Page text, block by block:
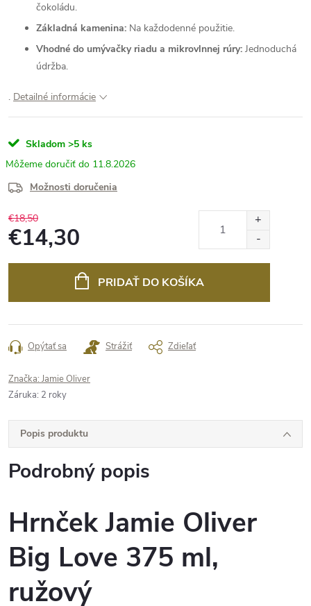
čokoládu.
Základná kamenina: Na každodenné použitie.
Vhodné do umývačky riadu a mikrovlnnej rúry: Jednoduchá
údržba.
. Detailné informácie
Skladom >5 ks
11.8.2026
Možnosti doručenia
€18,50
€14,30
PRIDAŤ DO KOŠÍKA
Opýtať sa Strážiť Zdieľať
Značka: Jamie Oliver
Záruka: 2 roky
Popis produktu
Podrobný popis
Hrnček Jamie Oliver
Big Love 375 ml,
ružový